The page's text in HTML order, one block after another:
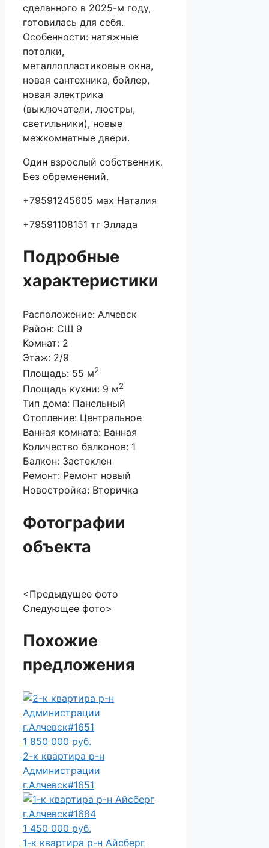
сделанного в 2025-м году,
готовилась для себя.
Особенности: натяжные
потолки,
металлопластиковые окна,
новая сантехника, бойлер,
новая электрика
(выключатели, люстры,
светильники), новые
межкомнатные двери.
Один взрослый собственник.
Без обременений.
+79591245605 мах Наталия
+79591108151 тг Эллада
Подробные
характеристики
Расположение: Алчевск
Район: СШ 9
Комнат: 2
Этаж: 2/9
Площадь: 55 м2
Площадь кухни: 9 м2
Тип дома: Панельный
Отопление: Центральное
Ванная комната: Ванная
Количество балконов: 1
Балкон: Застеклен
Ремонт: Ремонт новый
Новостройка: Вторичка
Фотографии
объекта
<Предыдущее фото
Следующее фото>
Похожие
предложения
1 850 000 руб.
2-к квартира р-н
Администрации
г.Алчевск#1651
1 450 000 руб.
1-к квартира р-н Айсберг